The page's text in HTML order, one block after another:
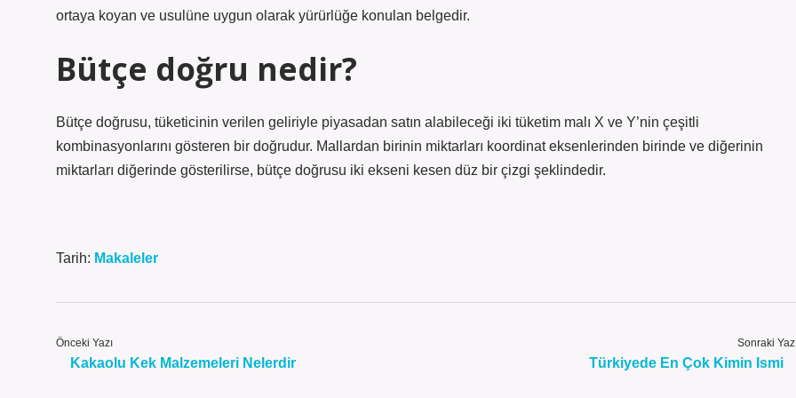
ortaya koyan ve usulüne uygun olarak yürürlüğe konulan belgedir.
Bütçe doğru nedir?
Bütçe doğrusu, tüketicinin verilen geliriyle piyasadan satın alabileceği iki tüketim malı X ve Y’nin çeşitli
kombinasyonlarını gösteren bir doğrudur. Mallardan birinin miktarları koordinat eksenlerinden birinde ve diğerinin
miktarları diğerinde gösterilirse, bütçe doğrusu iki ekseni kesen düz bir çizgi şeklindedir.
Tarih: Makaleler
Önceki Yazı
Kakaolu Kek Malzemeleri Nelerdir
Sonraki
Türkiyede En Çok Kimin Ismi